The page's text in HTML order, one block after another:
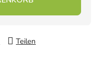
Teilen